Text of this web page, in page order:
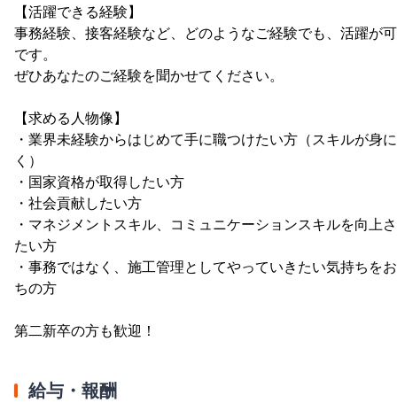
【活躍できる経験】
事務経験、接客経験など、どのようなご経験でも、活躍が
です。
ぜひあなたのご経験を聞かせてください。
【求める人物像】
・業界未経験からはじめて手に職つけたい方（スキルが身
く）
・国家資格が取得したい方
・社会貢献したい方
・マネジメントスキル、コミュニケーションスキルを向上
たい方
・事務ではなく、施工管理としてやっていきたい気持ちを
ちの方
第二新卒の方も歓迎！
給与・報酬